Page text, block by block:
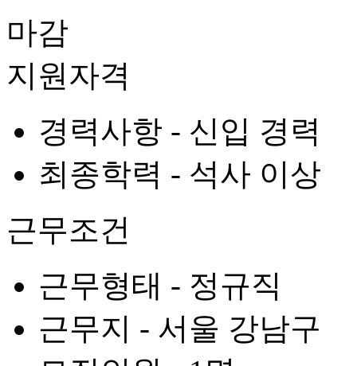
마감
지원자격
경력사항 - 신입 경력
최종학력 - 석사 이상
근무조건
근무형태 - 정규직
근무지 - 서울 강남구